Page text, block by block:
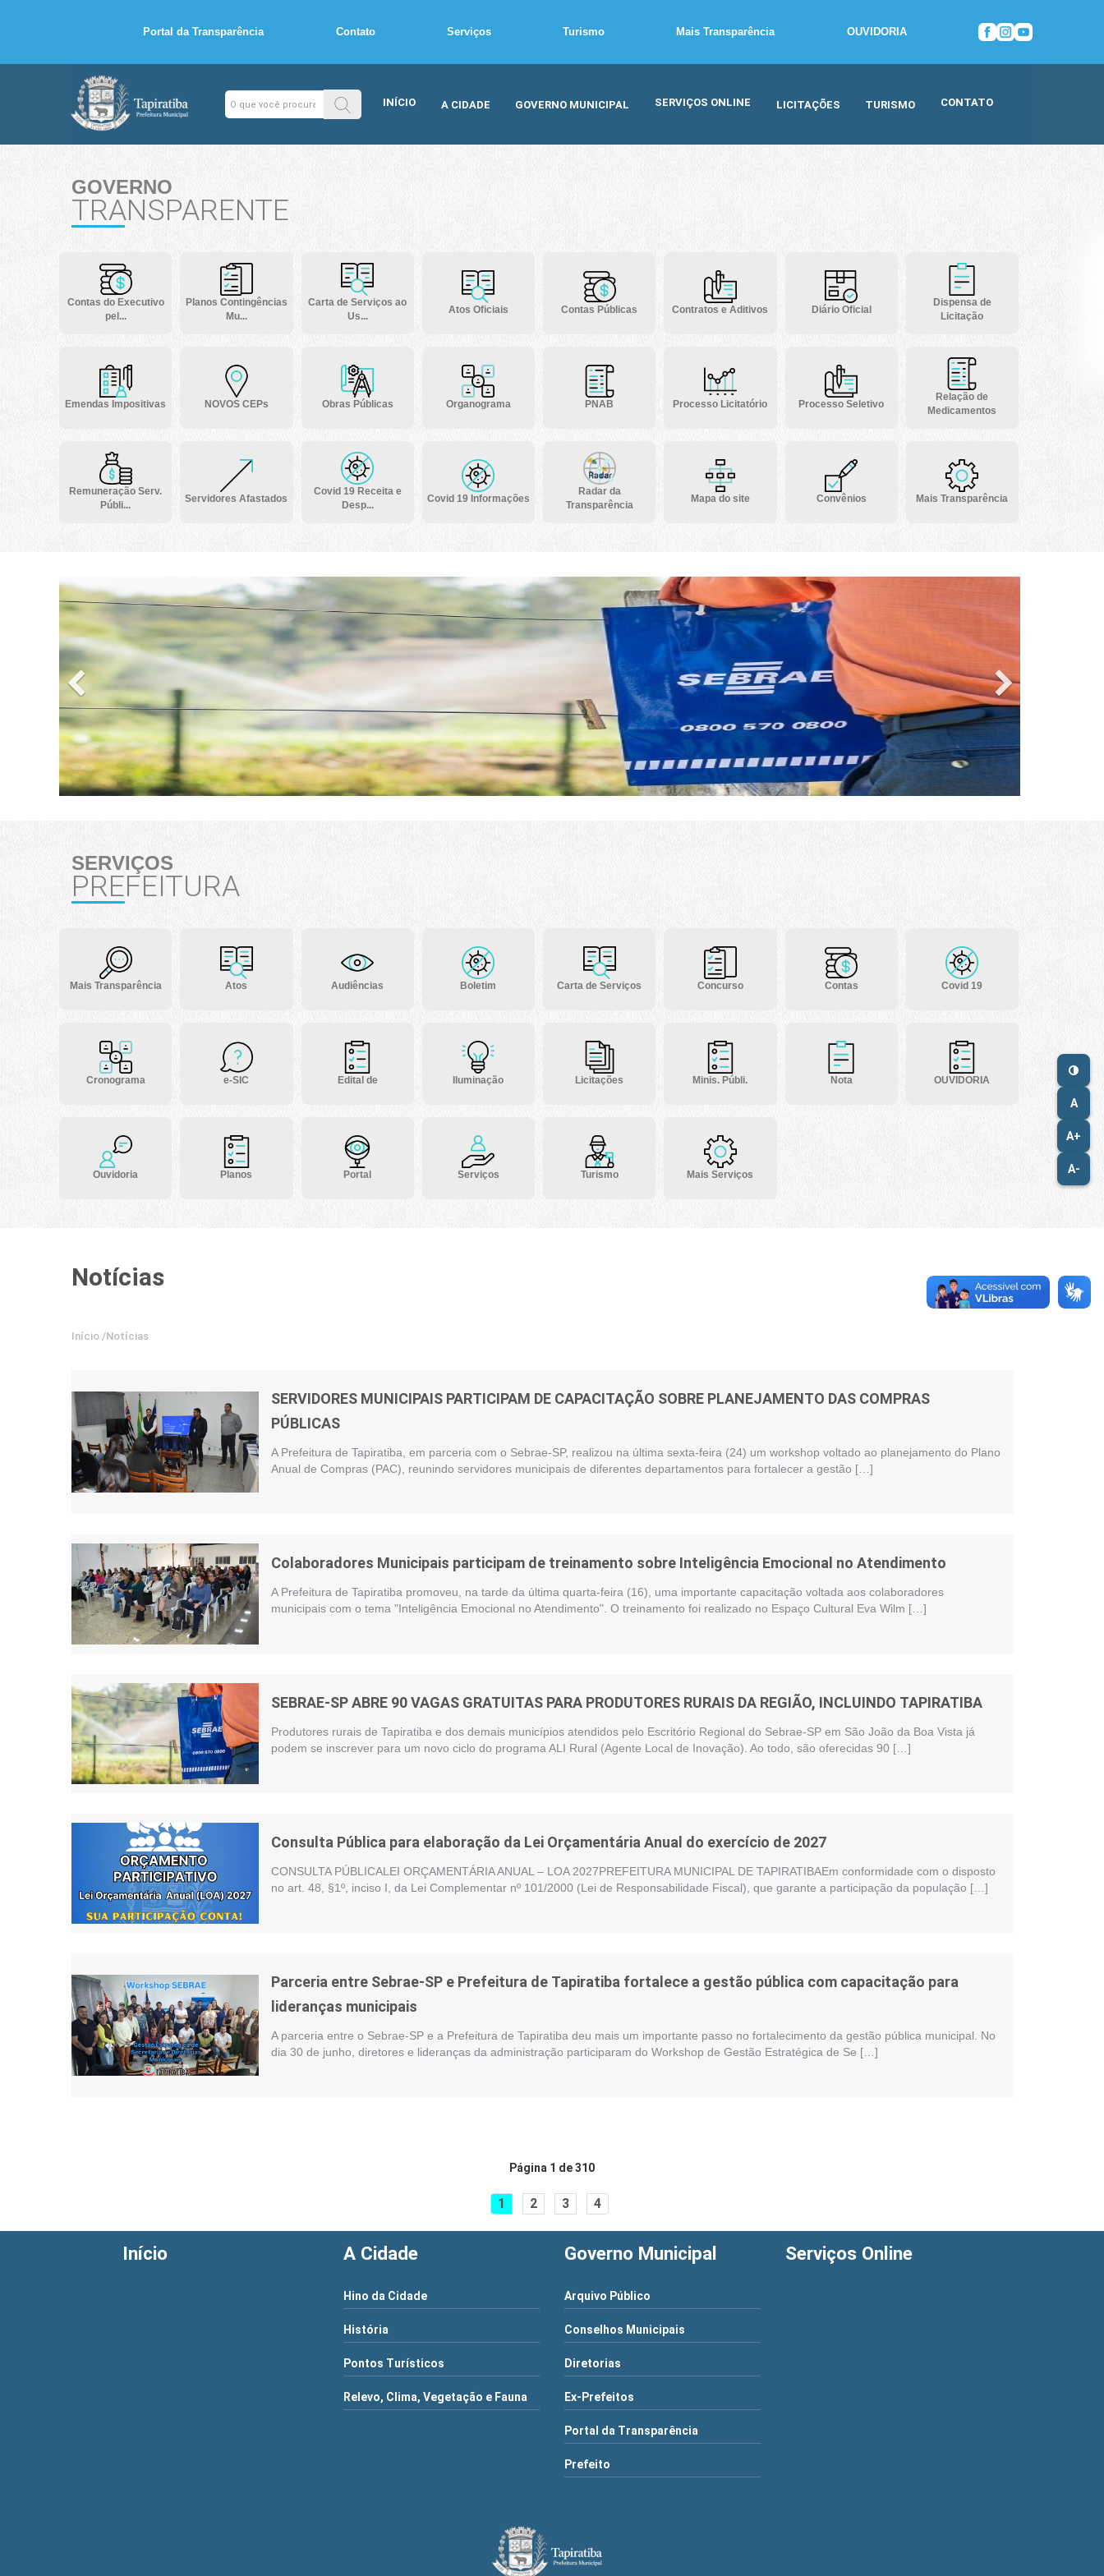
Portal da Transparência Contato Serviços Turismo Mais Transparência OUVIDORIA
INÍCIO A CIDADE GOVERNO MUNICIPAL SERVIÇOS ONLINE LICITAÇÕES TURISMO CONTATO
A
A+
A-
GOVERNO
TRANSPARENTE
Contas do Executivo
pel...
Planos Contingências
Mu...
Carta de Serviços ao
Us...
Atos Oficiais Contas Públicas Contratos e Aditivos Diário Oficial
Dispensa de
Licitação
Emendas Impositivas NOVOS CEPs Obras Públicas Organograma PNAB Processo Licitatório Processo Seletivo
Relação de
Medicamentos
Remuneração Serv.
Públi...
Servidores Afastados
Covid 19 Receita e
Desp...
Covid 19 Informações
Radar da
Transparência
Mapa do site Convênios Mais Transparência
Previous Next
SERVIÇOS
PREFEITURA
Mais Transparência Atos Audiências Boletim Carta de Serviços Concurso Contas Covid 19
Cronograma e-SIC Edital de Iluminação Licitações Minis. Públi. Nota OUVIDORIA
Ouvidoria Planos Portal Serviços Turismo Mais Serviços
Notícias
Início /Notícias
SERVIDORES MUNICIPAIS PARTICIPAM DE CAPACITAÇÃO SOBRE PLANEJAMENTO DAS COMPRAS
PÚBLICAS
A Prefeitura de Tapiratiba, em parceria com o Sebrae-SP, realizou na última sexta-feira (24) um workshop voltado ao planejamento do Plano
Anual de Compras (PAC), reunindo servidores municipais de diferentes departamentos para fortalecer a gestão […]
Colaboradores Municipais participam de treinamento sobre Inteligência Emocional no Atendimento
A Prefeitura de Tapiratiba promoveu, na tarde da última quarta-feira (16), uma importante capacitação voltada aos colaboradores
municipais com o tema "Inteligência Emocional no Atendimento". O treinamento foi realizado no Espaço Cultural Eva Wilm […]
SEBRAE-SP ABRE 90 VAGAS GRATUITAS PARA PRODUTORES RURAIS DA REGIÃO, INCLUINDO TAPIRATIBA
Produtores rurais de Tapiratiba e dos demais municípios atendidos pelo Escritório Regional do Sebrae-SP em São João da Boa Vista já
podem se inscrever para um novo ciclo do programa ALI Rural (Agente Local de Inovação). Ao todo, são oferecidas 90 […]
Consulta Pública para elaboração da Lei Orçamentária Anual do exercício de 2027
CONSULTA PÚBLICALEI ORÇAMENTÁRIA ANUAL – LOA 2027PREFEITURA MUNICIPAL DE TAPIRATIBAEm conformidade com o disposto
no art. 48, §1º, inciso I, da Lei Complementar nº 101/2000 (Lei de Responsabilidade Fiscal), que garante a participação da população […]
Parceria entre Sebrae-SP e Prefeitura de Tapiratiba fortalece a gestão pública com capacitação para
lideranças municipais
A parceria entre o Sebrae-SP e a Prefeitura de Tapiratiba deu mais um importante passo no fortalecimento da gestão pública municipal. No
dia 30 de junho, diretores e lideranças da administração participaram do Workshop de Gestão Estratégica de Se […]
Página 1 de 310
1 2 3 4
Início A Cidade
Hino da Cidade
História
Pontos Turísticos
Relevo, Clima, Vegetação e Fauna
Governo Municipal
Arquivo Público
Conselhos Municipais
Diretorias
Ex-Prefeitos
Portal da Transparência
Prefeito
Serviços Online